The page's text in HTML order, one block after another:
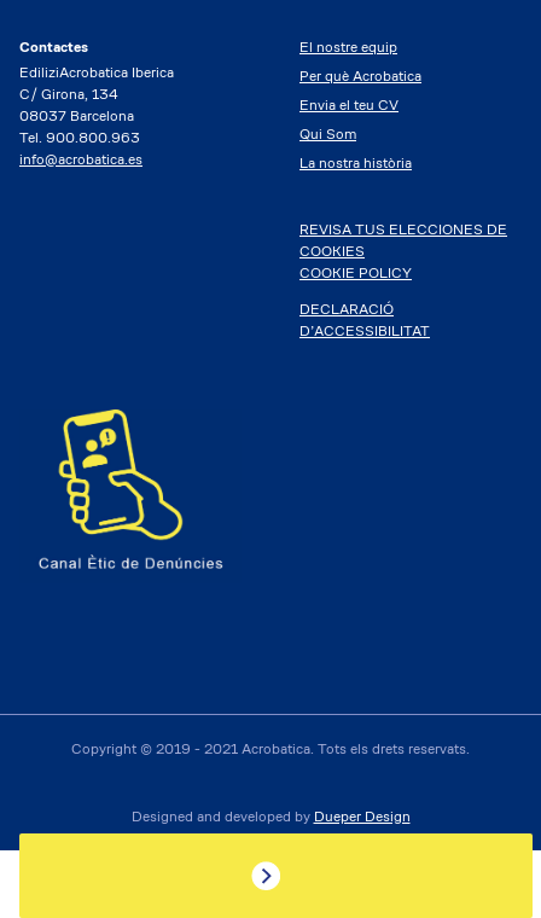
Contactes
EdiliziAcrobatica Iberica
C/ Girona, 134
08037 Barcelona
Tel. 900.800.963
info@acrobatica.es
El nostre equip
Per què Acrobatica
Envia el teu CV
Qui Som
La nostra història
REVISA TUS ELECCIONES DE
COOKIES
COOKIE POLICY
DECLARACIÓ
D’ACCESSIBILITAT
Copyright © 2019 - 2021 Acrobatica. Tots els drets reservats.
Designed and developed by Dueper Design